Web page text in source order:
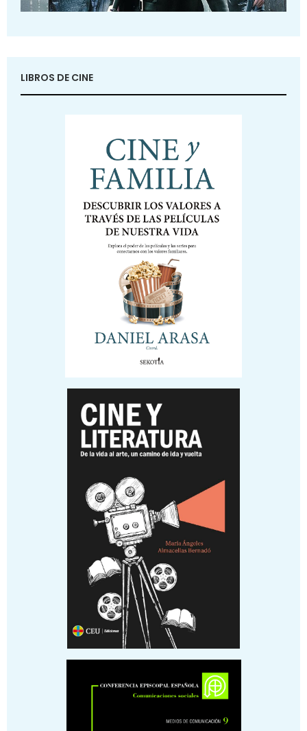
LIBROS DE CINE